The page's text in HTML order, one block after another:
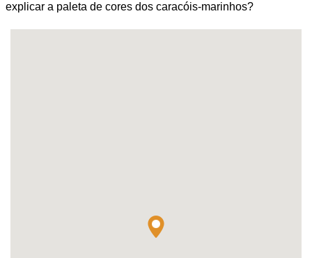
explicar a paleta de cores dos caracóis-marinhos?